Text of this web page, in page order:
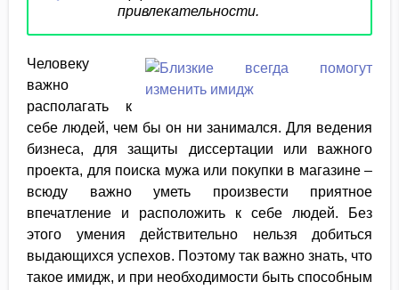
привлекательности.
Человеку
важно
располагать к
себе людей, чем бы он ни занимался. Для ведения
бизнеса, для защиты диссертации или важного
проекта, для поиска мужа или покупки в магазине –
всюду важно уметь произвести приятное
впечатление и расположить к себе людей. Без
этого умения действительно нельзя добиться
выдающихся успехов. Поэтому так важно знать, что
такое имидж, и при необходимости быть способным